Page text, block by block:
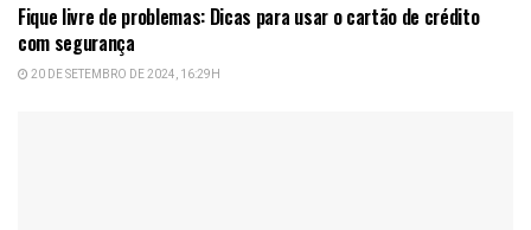
Fique livre de problemas: Dicas para usar o cartão de crédito
com segurança
20 DE SETEMBRO DE 2024, 16:29H